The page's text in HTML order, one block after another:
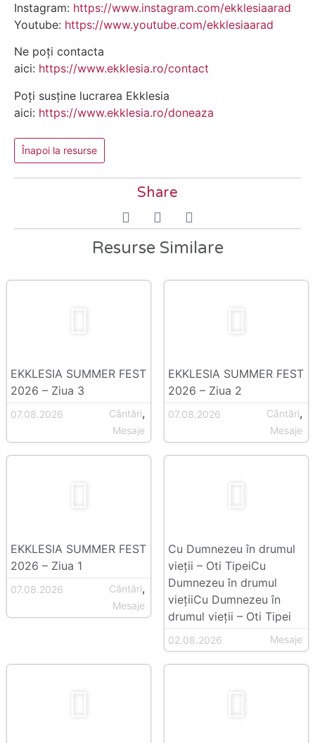
Instagram: https://www.instagram.com/ekklesiaarad
Youtube: https://www.youtube.com/ekklesiaarad
Ne poți contacta
aici: https://www.ekklesia.ro/contact
Poți susține lucrarea Ekklesia
aici: https://www.ekklesia.ro/doneaza
Înapoi la resurse
Share
Resurse Similare
EKKLESIA SUMMER FEST
2026 – Ziua 3
07.08.2026 Cântări,
Mesaje
EKKLESIA SUMMER FEST
2026 – Ziua 2
07.08.2026 Cântări,
Mesaje
EKKLESIA SUMMER FEST
2026 – Ziua 1
07.08.2026 Cântări,
Mesaje
Cu Dumnezeu în drumul
vieții – Oti TipeiCu
Dumnezeu în drumul
viețiiCu Dumnezeu în
drumul vieții – Oti Tipei
02.08.2026 Mesaje